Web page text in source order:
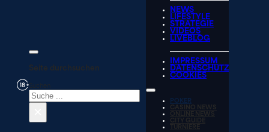
Seite durchsuchen
NEWS
LIFESTYLE
STRATEGIE
VIDEOS
LIVEBLOG
IMPRESSUM
DATENSCHUTZ
COOKIES
POKER
CASINO NEWS
ONLINE NEWS
CITY GUIDE
TURNIERE